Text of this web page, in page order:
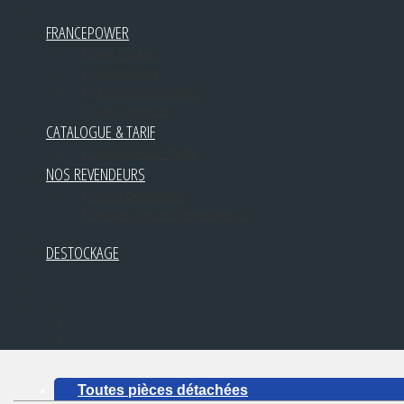
FRANCEPOWER
CATALOGUE & TARIF
NOS REVENDEURS
DESTOCKAGE
Toutes pièces détachées